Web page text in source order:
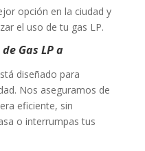
opción en la ciudad y
el uso de tu gas LP.
Gas LP a
diseñado para
Nos aseguramos de
eficiente, sin
o interrumpas tus